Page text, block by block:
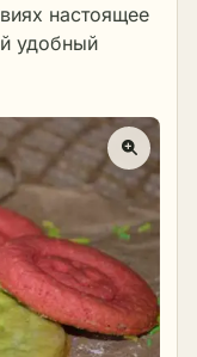
настоящее
удобный